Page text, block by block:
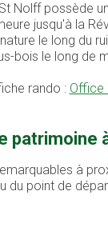
Nolff possède
jusqu'à la
le long du
bois le long de
rando : Office
patrimoine
à
du point de